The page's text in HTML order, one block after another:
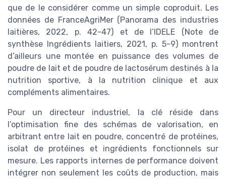
que de le considérer comme un simple coproduit. Les
données de FranceAgriMer (Panorama des industries
laitières, 2022, p. 42-47) et de l’IDELE (Note de
synthèse Ingrédients laitiers, 2021, p. 5-9) montrent
d’ailleurs une montée en puissance des volumes de
poudre de lait et de poudre de lactosérum destinés à la
nutrition sportive, à la nutrition clinique et aux
compléments alimentaires.
Pour un directeur industriel, la clé réside dans
l’optimisation fine des schémas de valorisation, en
arbitrant entre lait en poudre, concentré de protéines,
isolat de protéines et ingrédients fonctionnels sur
mesure. Les rapports internes de performance doivent
intégrer non seulement les coûts de production, mais